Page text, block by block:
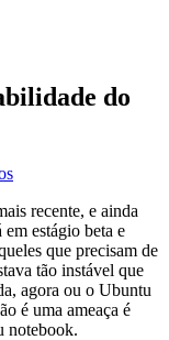
do
recente, e ainda
estágio beta e
que precisam de
tão instável que
agora ou o Ubuntu
é uma ameaça é
notebook.